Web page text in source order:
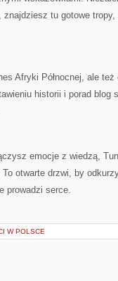
tu gotowe tropy,
Afryki Północnej, ale
historii i porad blog
emocje z wiedzą,
otwarte drzwi, by
prowadzi serce.
W POLSCE